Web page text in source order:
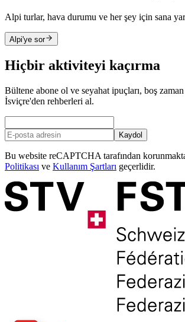
Alpi turlar, hava durumu ve her şey için sana
Alpi'ye sor
Hiçbir aktiviteyi kaçırma
Bültene abone ol ve seyahat ipuçları, boş
İsviçre'den rehberleri al.
Kaydol
Bu website reCAPTCHA tarafından
Politikası ve Kullanım Şartları geçerlidir.